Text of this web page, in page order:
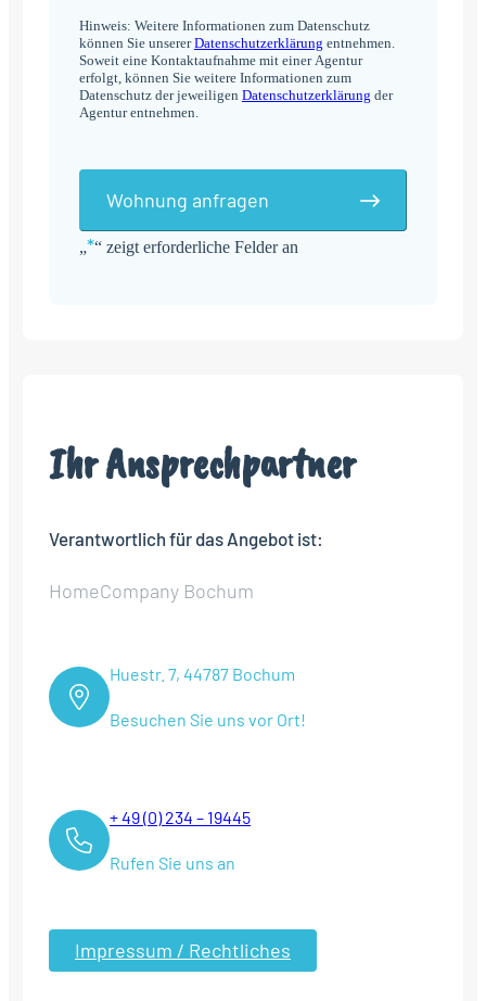
„*“ zeigt erforderliche Felder an
Hinweis: Weitere Informationen zum Datenschutz
können Sie unsererDatenschutzerklärung entnehmen.
Soweit eine Kontaktaufnahme mit einer Agentur
erfolgt, können Sie weitere Informationen zum
Datenschutz der jeweiligen Datenschutzerklärung der
Agentur entnehmen.
Wohnung anfragen
Ihr Ansprechpartner
Verantwortlich für das Angebot ist:
HomeCompany Bochum
Huestr. 7, 44787 Bochum
Besuchen Sie uns vor Ort!
+ 49 (0) 234 – 19445
Rufen Sie uns an
Impressum / Rechtliches